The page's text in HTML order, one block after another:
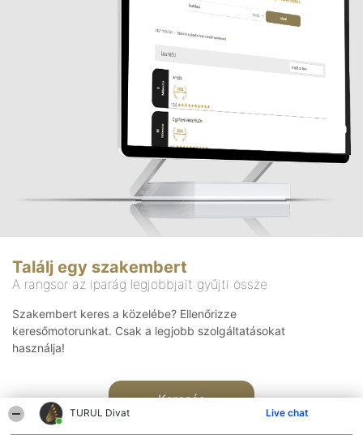
TURUL Divat Live chat
Találj egy szakembert
A rangsor az iparág legjobbjait gyűjti össze
Szakembert keres a közelébe? Ellenőrizze
keresőmotorunkat. Csak a legjobb szolgáltatásokat
használja!
Keresés